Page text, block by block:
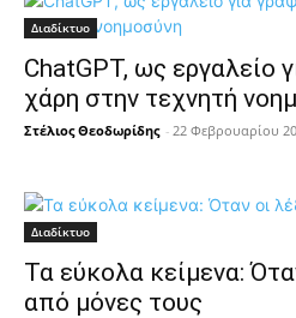
Διαδίκτυο
ChatGPT, ως εργαλείο
χάρη στην τεχνητή
Στέλιος Θεοδωρίδης - 22 Φεβρουαρίου
Διαδίκτυο
Τα εύκολα κείμενα:
από μόνες τους